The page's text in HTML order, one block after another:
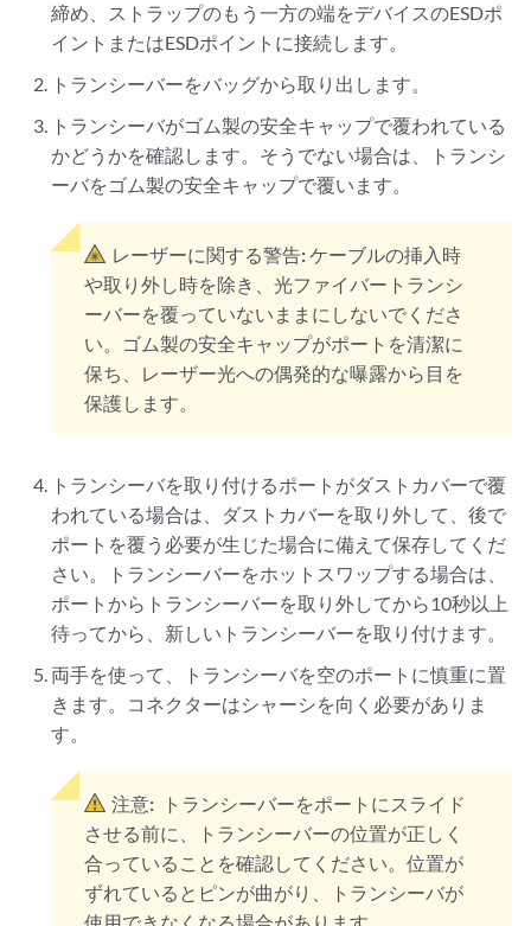
締め、ストラップのもう一方の端をデバイスのESDポ
イントまたはESDポイントに接続します。
トランシーバーをバッグから取り出します。
トランシーバがゴム製の安全キャップで覆われている
かどうかを確認します。そうでない場合は、トランシ
ーバをゴム製の安全キャップで覆います。
レーザーに関する警告:ケーブルの挿入時
や取り外し時を除き、光ファイバートランシ
ーバーを覆っていないままにしないでくださ
い。ゴム製の安全キャップがポートを清潔に
保ち、レーザー光への偶発的な曝露から目を
保護します。
トランシーバを取り付けるポートがダストカバーで覆
われている場合は、ダストカバーを取り外して、後で
ポートを覆う必要が生じた場合に備えて保存してくだ
さい。トランシーバーをホットスワップする場合は、
ポートからトランシーバーを取り外してから10秒以上
待ってから、新しいトランシーバーを取り付けます。
両手を使って、トランシーバを空のポートに慎重に置
きます。コネクターはシャーシを向く必要がありま
す。
注意:
トランシーバーをポートにスライド
させる前に、トランシーバーの位置が正しく
合っていることを確認してください。位置が
ずれているとピンが曲がり、トランシーバが